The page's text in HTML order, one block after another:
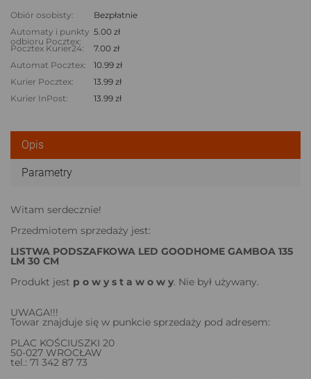
Obiór osobisty:
Bezpłatnie
Automaty i punkty
odbioru Pocztex:
5.00 zł
Pocztex Kurier24:
7.00 zł
Automat Pocztex:
10.99 zł
Kurier Pocztex:
13.99 zł
Kurier InPost:
13.99 zł
Opis
Parametry
Witam serdecznie!
Przedmiotem sprzedaży jest:
LISTWA PODSZAFKOWA LED GOODHOME GAMBOA 135
LM 30 CM
Produkt jest p o w y s t a w o w y. Nie był używany.
UWAGA!!!
Towar znajduje się w punkcie sprzedaży pod adresem:
PLAC KOŚCIUSZKI 20
50-027 WROCŁAW
tel.: 71 342 87 73